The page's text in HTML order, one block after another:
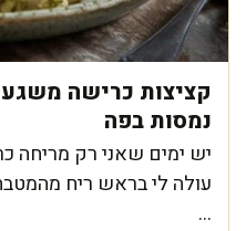
קציצות כרישה
נמסות בפה
יש ימים שאני רק מריחה
עולה לי בראש ריח
...